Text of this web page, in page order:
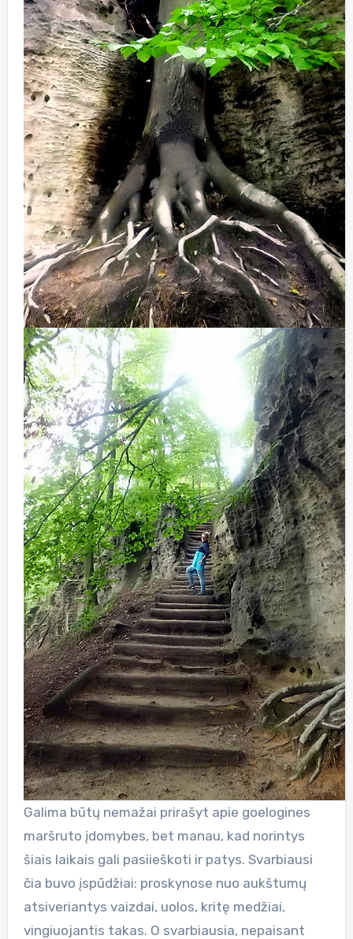
Galima būtų nemažai prirašyt apie goelogines
maršruto įdomybes, bet manau, kad norintys
šiais laikais gali pasiieškoti ir patys. Svarbiausi
čia buvo įspūdžiai: proskynose nuo aukštumų
atsiveriantys vaizdai, uolos, kritę medžiai,
vingiuojantis takas. O svarbiausia, nepaisant